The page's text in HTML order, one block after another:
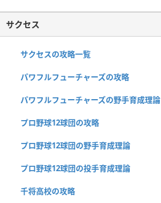
サクセス
サクセスの攻略一覧
パワフルフューチャーズの攻略
パワフルフューチャーズの野手育成理論
プロ野球12球団の攻略
プロ野球12球団の野手育成理論
プロ野球12球団の投手育成理論
千将高校の攻略